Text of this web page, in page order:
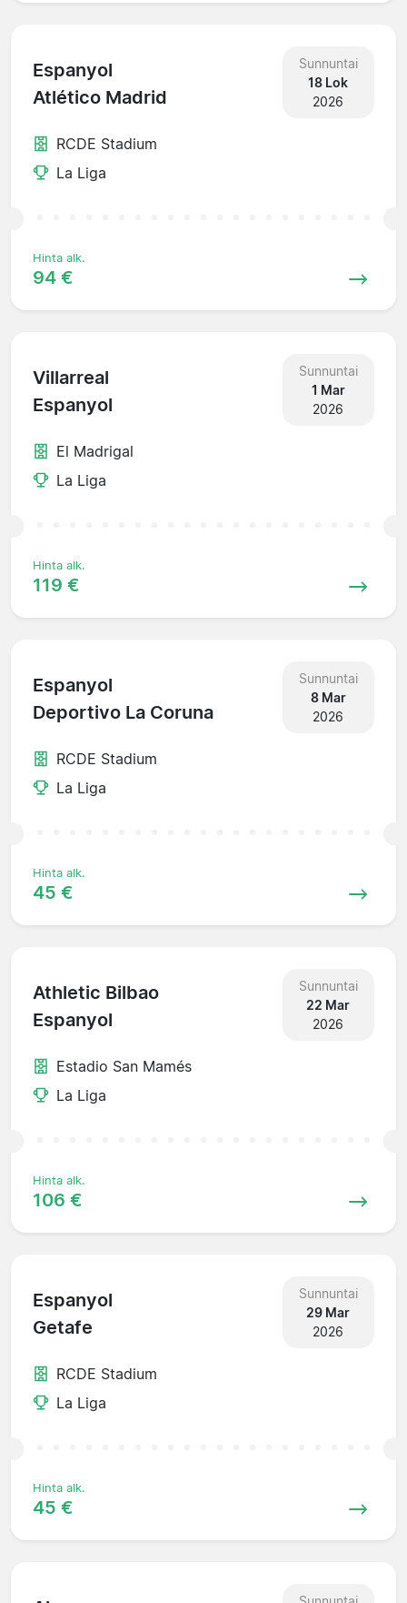
Espanyol
Atlético Madrid
Sunnuntai
18 Lok
2026
RCDE Stadium
La Liga
Hinta alk.
94 €
Villarreal
Espanyol
Sunnuntai
1 Mar
2026
El Madrigal
La Liga
Hinta alk.
119 €
Espanyol
Deportivo La Coruna
Sunnuntai
8 Mar
2026
RCDE Stadium
La Liga
Hinta alk.
45 €
Athletic Bilbao
Espanyol
Sunnuntai
22 Mar
2026
Estadio San Mamés
La Liga
Hinta alk.
106 €
Espanyol
Getafe
Sunnuntai
29 Mar
2026
RCDE Stadium
La Liga
Hinta alk.
45 €